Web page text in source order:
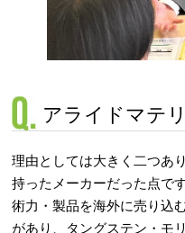
アライドマテ
理由としては大きく二つあ
持ったメーカーだった点で
術力・製品を海外に売り込
があり、タングステン・モ